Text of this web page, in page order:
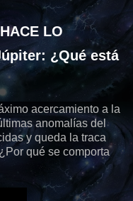
LO
¿Qué está
acercamiento a la
anomalías del
y queda la traca
qué se comporta